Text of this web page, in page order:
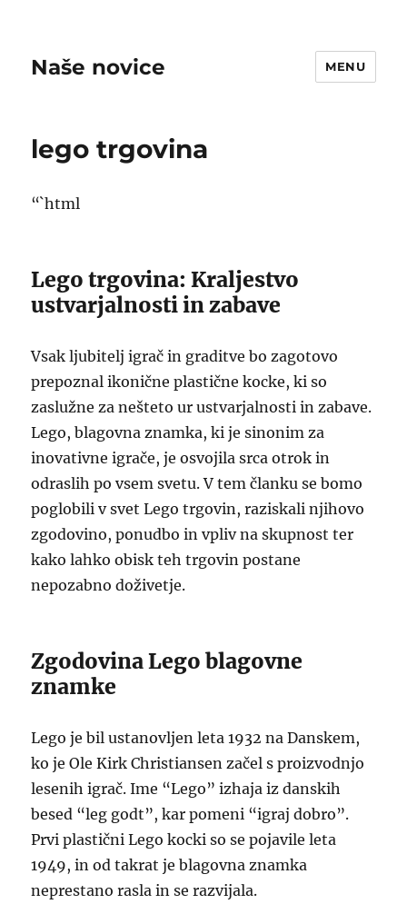
Naše novice MENU
lego trgovina
“`html
Lego trgovina: Kraljestvo
ustvarjalnosti in zabave
Vsak ljubitelj igrač in graditve bo zagotovo
prepoznal ikonične plastične kocke, ki so
zaslužne za nešteto ur ustvarjalnosti in zabave.
Lego, blagovna znamka, ki je sinonim za
inovativne igrače, je osvojila srca otrok in
odraslih po vsem svetu. V tem članku se bomo
poglobili v svet Lego trgovin, raziskali njihovo
zgodovino, ponudbo in vpliv na skupnost ter
kako lahko obisk teh trgovin postane
nepozabno doživetje.
Zgodovina Lego blagovne
znamke
Lego je bil ustanovljen leta 1932 na Danskem,
ko je Ole Kirk Christiansen začel s proizvodnjo
lesenih igrač. Ime “Lego” izhaja iz danskih
besed “leg godt”, kar pomeni “igraj dobro”.
Prvi plastični Lego kocki so se pojavile leta
1949, in od takrat je blagovna znamka
neprestano rasla in se razvijala.